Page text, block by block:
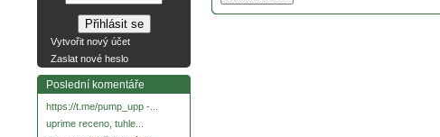
Vytvořit nový účet
Zaslat nové heslo
Poslední komentáře
https://t.me/pump_upp -...
uprime receno, tuhle...